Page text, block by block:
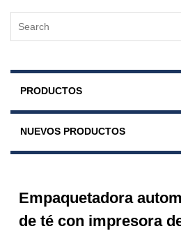
PRODUCTOS
NUEVOS PRODUCTOS
Empaquetadora
de té con impresora